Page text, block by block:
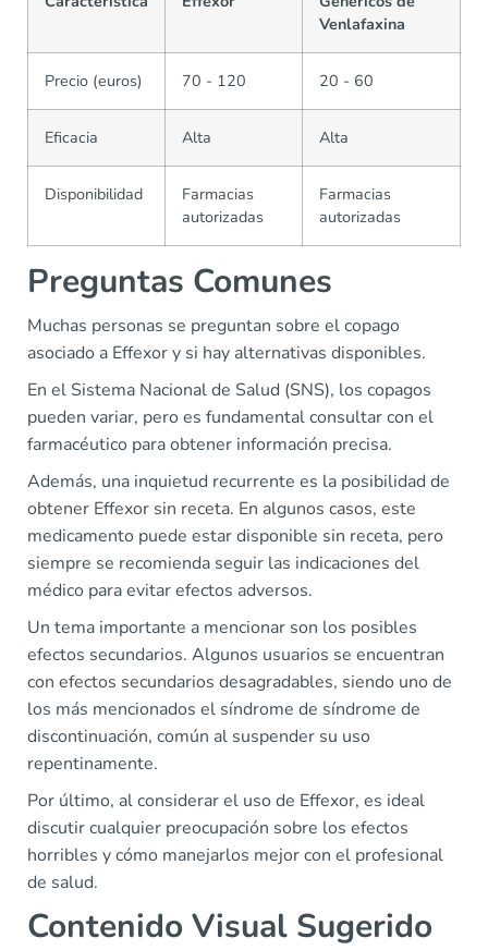
Venlafaxina
Precio (euros) 70 - 120 20 - 60
Eficacia Alta Alta
Disponibilidad
Farmacias
autorizadas
Farmacias
autorizadas
Preguntas Comunes
Muchas personas se preguntan sobre el copago
asociado a Effexor y si hay alternativas disponibles.
En el Sistema Nacional de Salud (SNS), los copagos
pueden variar, pero es fundamental consultar con el
farmacéutico para obtener información precisa.
Además, una inquietud recurrente es la posibilidad de
obtener Effexor sin receta. En algunos casos, este
medicamento puede estar disponible sin receta, pero
siempre se recomienda seguir las indicaciones del
médico para evitar efectos adversos.
Un tema importante a mencionar son los posibles
efectos secundarios. Algunos usuarios se encuentran
con efectos secundarios desagradables, siendo uno de
los más mencionados el síndrome de síndrome de
discontinuación, común al suspender su uso
repentinamente.
Por último, al considerar el uso de Effexor, es ideal
discutir cualquier preocupación sobre los efectos
horribles y cómo manejarlos mejor con el profesional
de salud.
Contenido Visual Sugerido